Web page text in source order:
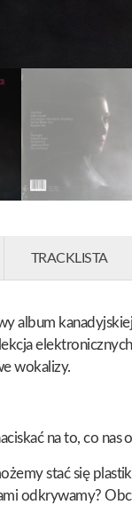
TRACKLISTA
album
wokalizy.
na to, co nas
stać się
odkrywamy?